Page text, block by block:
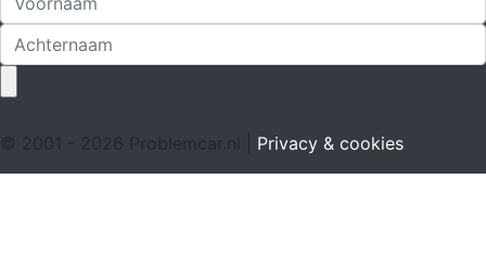
© 2001 - 2026 Problemcar.nl | Privacy & cookies